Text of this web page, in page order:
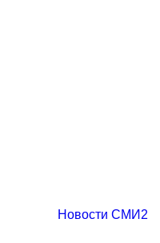
Новости СМИ2